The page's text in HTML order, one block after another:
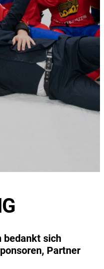
bedankt sich
Partner